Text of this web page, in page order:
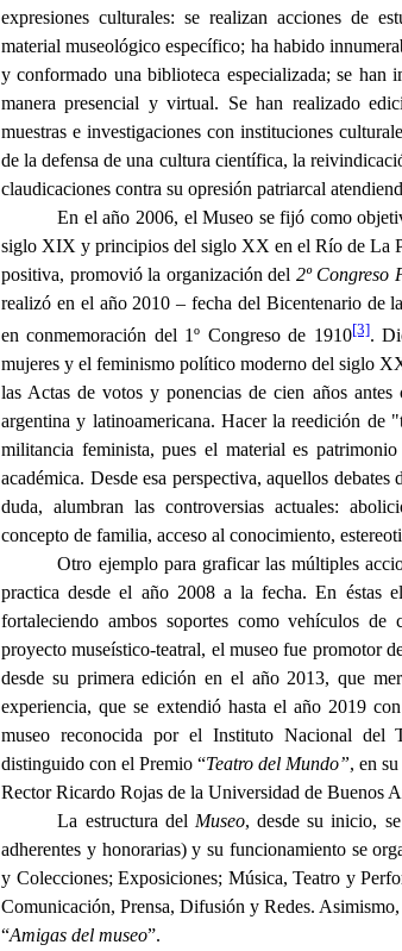
expresiones culturales: se realizan acciones de
material museológico específico; ha habido
y conformado una biblioteca especializada; se han
manera presencial y virtual. Se han realizado
muestras e investigaciones con instituciones
de la defensa de una cultura científica, la
claudicaciones contra su opresión patriarcal
En el año 2006, el Museo se fijó como
siglo XIX y principios del siglo XX en el Río de La
positiva, promovió la organización del 2º Congreso
realizó en el año 2010 – fecha del Bicentenario de
en conmemoración del 1º Congreso de 1910[3].
mujeres y el feminismo político moderno del siglo
las Actas de votos y ponencias de cien años
argentina y latinoamericana. Hacer la reedición
militancia feminista, pues el material es
académica. Desde esa perspectiva, aquellos
duda, alumbran las controversias actuales:
concepto de familia, acceso al conocimiento,
Otro ejemplo para graficar las múltiples
practica desde el año 2008 a la fecha. En éstas
fortaleciendo ambos soportes como vehículos de
proyecto museístico-teatral, el museo fue promotor
desde su primera edición en el año 2013, que
experiencia, que se extendió hasta el año 2019
museo reconocida por el Instituto Nacional del
distinguido con el Premio “Teatro del Mundo”, en
Rector Ricardo Rojas de la Universidad de Buenos
La estructura del Museo, desde su inicio,
adherentes y honorarias) y su funcionamiento se
y Colecciones; Exposiciones; Música, Teatro y
Comunicación, Prensa, Difusión y Redes.
“Amigas del museo”.